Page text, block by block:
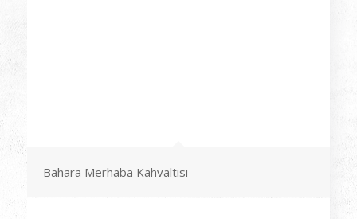
Bahara Merhaba Kahvaltısı